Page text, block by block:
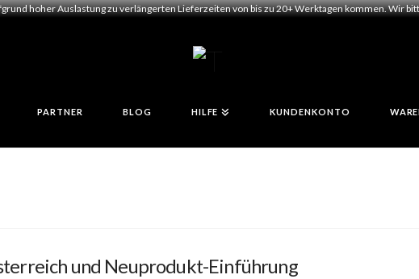
hoher Auslastung zu verlängerten Lieferzeiten von bis zu 20+ Werktagen kommen. Wir
PARTNER BLOG HILFE KUNDENKONTO
und Neuprodukt-Einführung